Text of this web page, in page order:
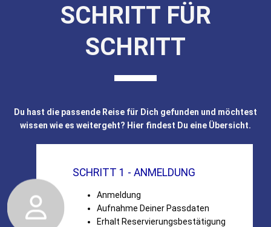
SCHRITT FÜR
SCHRITT
Du hast die passende Reise für Dich gefunden und möchtest
wissen wie es weitergeht? Hier findest Du eine Übersicht.
SCHRITT 1 - ANMELDUNG
Anmeldung
Aufnahme Deiner Passdaten
Erhalt Reservierungsbestätigung